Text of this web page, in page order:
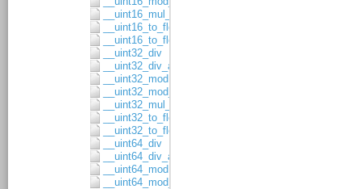
__uint16_mul_8x8
__uint16_to_float32
__uint16_to_float64
__uint32_div
__uint32_div_asgn
__uint32_mod
__uint32_mod_asgn
__uint32_mul_16x16
__uint32_to_float32
__uint32_to_float64
__uint64_div
__uint64_div_asgn
__uint64_mod
__uint64_mod_asgn